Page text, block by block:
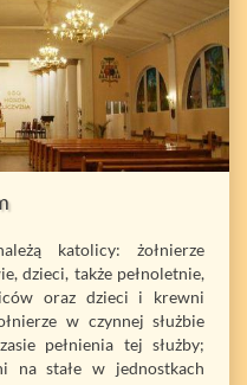
katolicy: żołnierze
dzieci, także pełnoletnie,
oraz dzieci i krewni
w czynnej służbie
pełnienia tej służby;
na stałe w jednostkach